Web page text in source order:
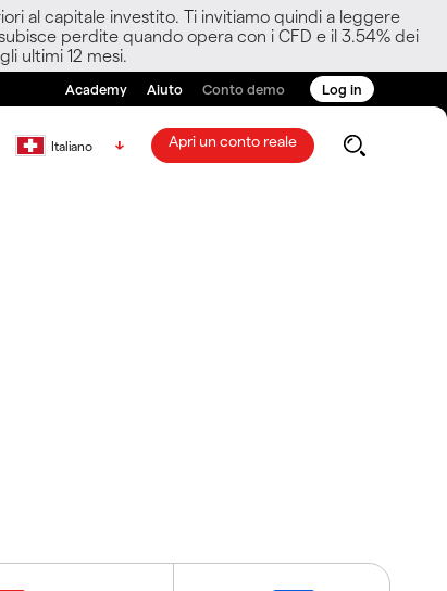
al capitale investito. Ti invitiamo quindi a leggere
perdite quando opera con i CFD e il 3.54% dei
ultimi 12 mesi.
Academy Aiuto Conto demo Log in
Italiano Apri un conto reale